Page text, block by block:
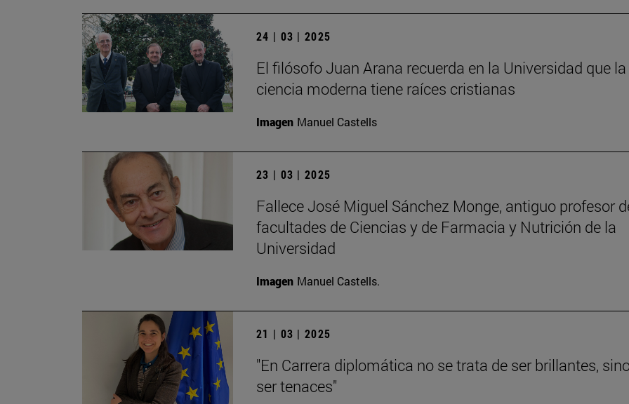
24 | 03 | 2025
El filósofo Juan Arana recuerda en la Universidad que la
ciencia moderna tiene raíces cristianas
Imagen Manuel Castells
23 | 03 | 2025
Fallece José Miguel Sánchez Monge, antiguo profesor
facultades de Ciencias y de Farmacia y Nutrición de la
Universidad
Imagen Manuel Castells.
21 | 03 | 2025
"En Carrera diplomática no se trata de ser brillantes,
ser tenaces"